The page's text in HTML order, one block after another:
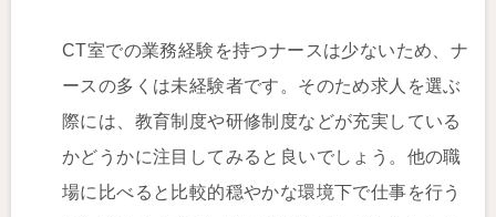
CT室での業務経験を持つナースは少ないため、ナ
ースの多くは未経験者です。そのため求人を選ぶ
際には、教育制度や研修制度などが充実している
かどうかに注目してみると良いでしょう。他の職
場に比べると比較的穏やかな環境下で仕事を行う